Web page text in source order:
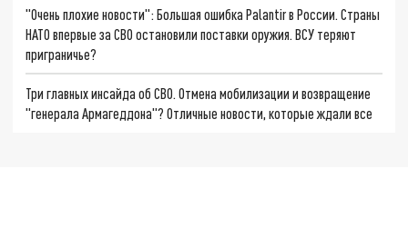
"Очень плохие новости": Большая ошибка Palantir в России. Страны
НАТО впервые за СВО остановили поставки оружия. ВСУ теряют
приграничье?
Три главных инсайда об СВО. Отмена мобилизации и возвращение
"генерала Армагеддона"? Отличные новости, которые ждали все